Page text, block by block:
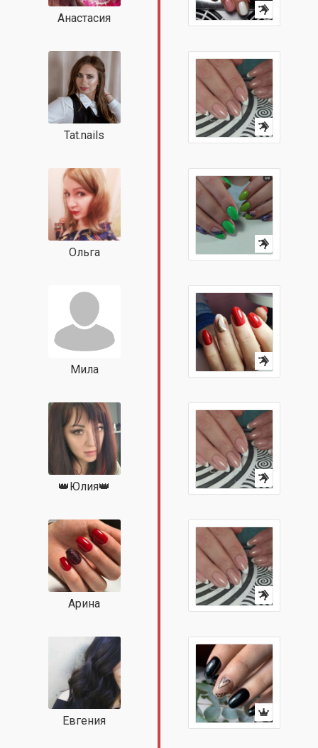
Анастасия
Tat.nails
Ольга
Мила
👑Юлия👑
Арина
Евгения